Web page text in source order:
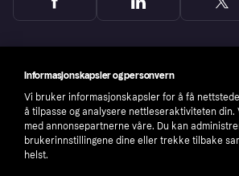
Informasjonskapsler og personvern
Vi bruker informasjonskapsler for å få
å tilpasse og analysere nettleseraktiviteten din.
med annonsepartnerne våre. Du kan
brukerinnstillingene dine eller trekke tilbake
helst.